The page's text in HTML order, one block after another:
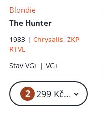
Blondie
The Hunter
1983 |Chrysalis,ZKP
RTVL
StavVG+ | VG+
2 299 Kč – 499 Kč